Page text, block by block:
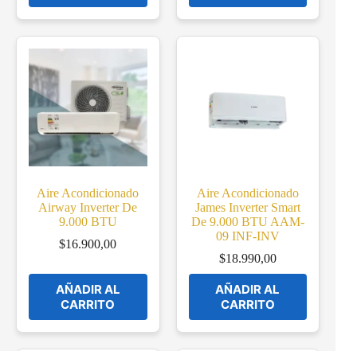
Aire Acondicionado
Airway Inverter De
9.000 BTU
$16.900,00
AÑADIR AL
CARRITO
Aire Acondicionado
James Inverter Smart
De 9.000 BTU AAM-
09 INF-INV
$18.990,00
AÑADIR AL
CARRITO